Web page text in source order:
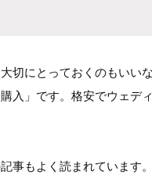
切にとっておくのもいい
入」です。格安でウェデ
事もよく読まれています。